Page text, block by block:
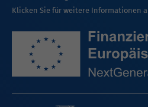
Klicken Sie für weitere Informationen